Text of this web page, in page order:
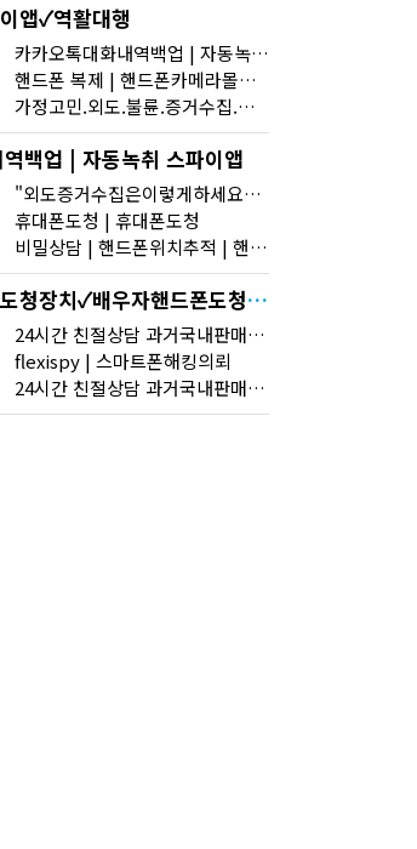
앱✓역활대행
카카오톡대화내역백업 | 자동녹취 스파이앱
핸드폰 복제 | 핸드폰카메라몰래켜기 | 상간남 위자료 아내의외도
가정고민.외도.불륜.증거수집.사람찾기.법률공유 상대방카카오톡실시간확인하는방법 스마트폰해킹꼭보세요
백업 | 자동녹취 스파이앱
"외도증거수집은이렇게하세요" | 카톡해킹 | 핸드폰도청
휴대폰도청 | 휴대폰도청
비밀상담 | 핸드폰위치추적 | 핸드폰어플옮기기 핸드폰카메라
흥신소✓핸드폰도청장치✓배우자핸드폰도청-똑똑한 스마트 폰 도청-무료 도청앱-나의 아저씨 도청앱
24시간 친절상담 과거국내판매되는모든핸드폰도청가능 도청장치 스마트폰 복제 핸드폰도청어플 핸드폰 도청 에어팟 도청
flexispy | 스마트폰해킹의뢰
24시간 친절상담 과거국내판매되는모든핸드폰도청가능 도청장치 스마트폰 복제 핸드폰도청어플 핸드폰 도청 에어팟 도청